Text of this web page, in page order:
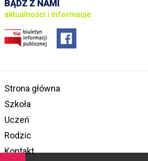
BĄDŹ Z NAMI
aktualności i informacje
Strona główna
Szkoła
Uczeń
Rodzic
Kontakt